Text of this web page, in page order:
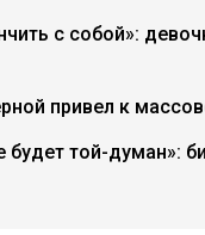
с собой»:
привел к
будет той-думан»: